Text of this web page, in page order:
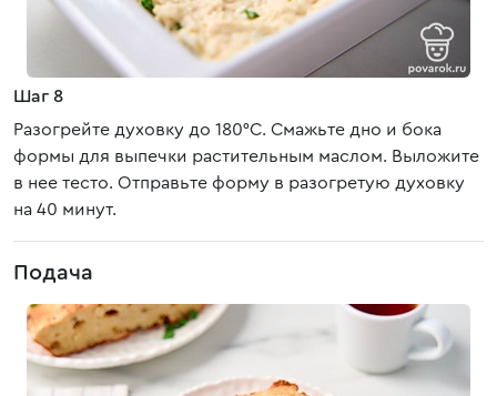
Шаг 8
Разогрейте духовку до 180°C. Смажьте дно и бока
формы для выпечки растительным маслом. Выложите
в нее тесто. Отправьте форму в разогретую духовку
на 40 минут.
Подача